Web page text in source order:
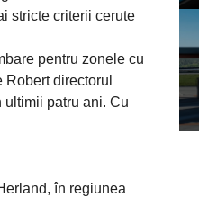
stricte criterii cerute
pentru zonele cu
directorul
ultimii patru ani. Cu
în regiunea